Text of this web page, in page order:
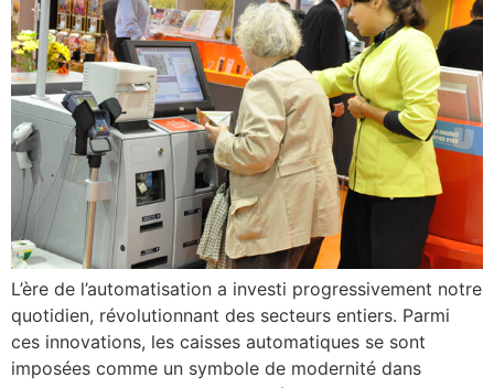
L’ère de l’automatisation a investi progressivement notre
quotidien, révolutionnant des secteurs entiers. Parmi
ces innovations, les caisses automatiques se sont
imposées comme un symbole de modernité dans